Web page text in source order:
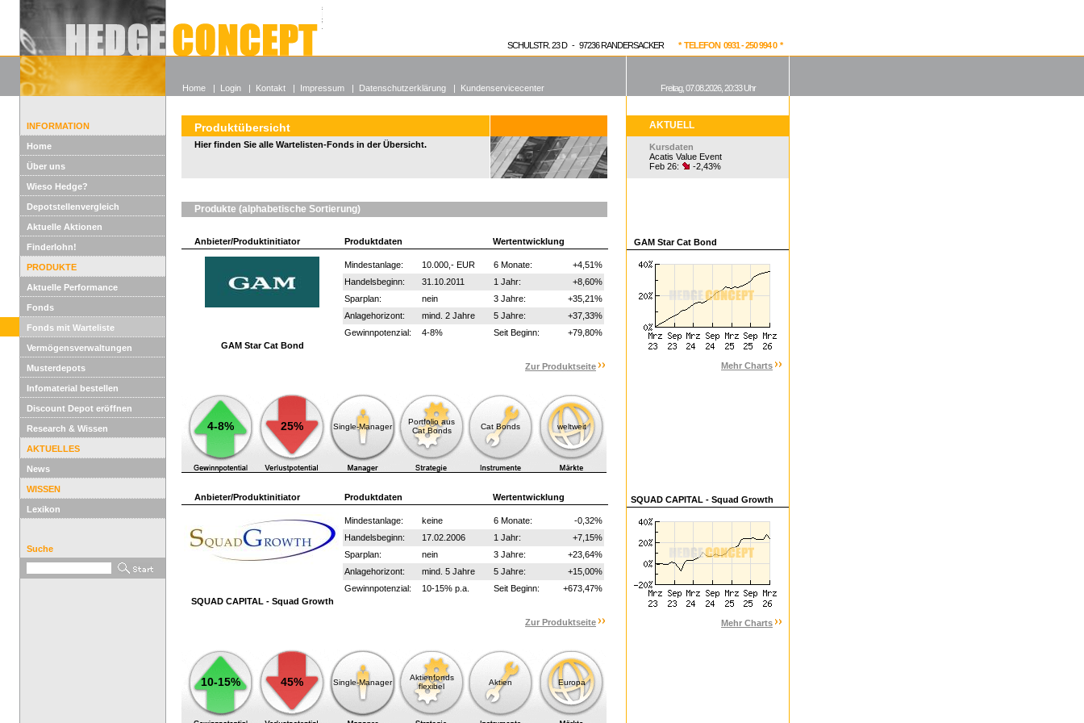
Alle offenen Fonds
Wieso Hedgefonds?
SCHULSTR. 23 D - 97236 RANDERSACKER * TELEFON 0931 - 250 994 0 *
INFORMATION
Home
Über uns
Wieso Hedge?
Depotstellenvergleich
Aktuelle Aktionen
Finderlohn!
PRODUKTE
Aktuelle Performance
Fonds
Fonds mit Warteliste
Vermögensverwaltungen
Musterdepots
Infomaterial bestellen
Discount Depot eröffnen
Research & Wissen
AKTUELLES
News
WISSEN
Lexikon
Suche
Produktübersicht
Hier finden Sie alle Wartelisten-Fonds in der Übersicht.
Produkte (alphabetische Sortierung)
Anbieter/Produktinitiator Produktdaten Wertentwicklung
GAM Star Cat Bond
Mindestanlage: 10.000,- EUR 6 Monate:
+4,51%
Handelsbeginn:
31.10.2011 1 Jahr:
+8,60%
Sparplan:
nein 3 Jahre:
+35,21%
Anlagehorizont:
mind. 2 Jahre 5 Jahre:
+37,33%
Gewinnpotenzial:
4-8% Seit Beginn: +79,80%
Zur Produktseite
4-8% 25% Single-Manager
Portfolio aus
Cat Bonds
Cat Bonds weltweit
Anbieter/Produktinitiator Produktdaten Wertentwicklung
SQUAD CAPITAL - Squad Growth
Mindestanlage: keine 6 Monate:
-0,32%
Handelsbeginn:
17.02.2006 1 Jahr:
+7,15%
Sparplan:
nein 3 Jahre:
+23,64%
Anlagehorizont:
mind. 5 Jahre 5 Jahre:
+15,00%
Gewinnpotenzial:
10-15% p.a. Seit Beginn: +673,47%
Zur Produktseite
10-15% 45% Single-Manager
Aktienfonds
flexibel
Aktien Europa
AKTUELL
Kursdaten
Acatis Value Event
Feb 26:
-2,43%
GAM Star Cat Bond
Mehr Charts
SQUAD CAPITAL - Squad Growth
Mehr Charts
Home | Login | Kontakt | Impressum | Datenschutzerklärung | Kundenservicecenter Freitag, 07.08.2026, 20:33 Uhr